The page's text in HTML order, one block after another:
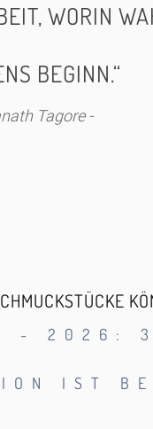
WORIN
BEGINN.“
Tagore-
- 2026: 32
IST